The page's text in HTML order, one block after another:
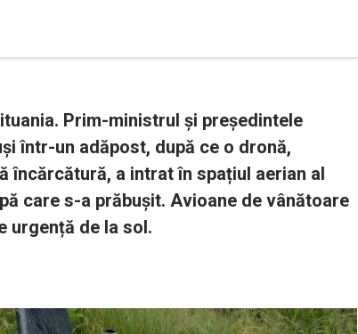
Prim-ministrul și președintele
într-un adăpost, după ce o dronă,
încărcătură, a intrat în spațiul aerian al
care s-a prăbușit. Avioane de vânătoare
urgență de la sol.